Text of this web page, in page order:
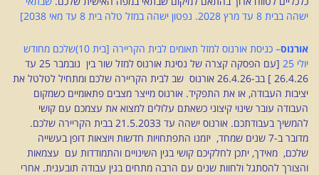
ישהה בבית 8 עד מרץ 2028. נפטון ישהה במזל טלה בית 8 עד מאי 2038]
אורנוס
– כניסת אורנוס למזל תאומים לבית הקריירה [בית 10)שלכם מחודש
יולי 25
[עם הפסקה קצרה של נסיגת אורנוס למזל שור בין נובמבר 25 עד
26.4.26 ] בב-26.4.26 אורנוס שב לבית הקריירה שלכם ומתחיל לטלטל את
יציבות העבודה, או את התפקיד. אורנוס מייצר מצבים פתאומיים כשמקום
העבודה עובר שינוי קיצוני כשאתם עלולים למצוא את עצמכם עם קושי
להמשיך בעבודתכם. אורנוס ישהה עד 21.5.2033 בבית הקריירה שלכם.
מדובר ב-7 שנים שמחד, יזמנו התפתחויות חדשות ויוצאות דופן בעשייה
שלכם, מאידך, יתכן לחלקיכם קושי בגין השינויים והתמודדות עם עצמאות
והצורך להסתגל ולחוות שנים עם הרבה מתחים בגין עבודה תובענית. אחרי